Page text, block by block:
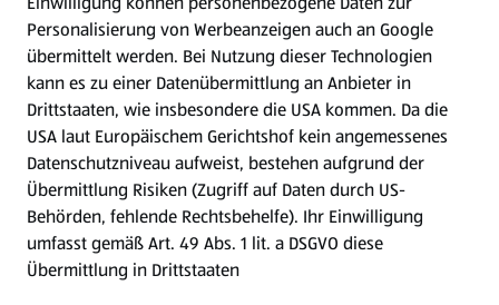
Mein HOFER. Meine Einkäufe.
Meine Meinung. Mein HOFER.
Gutscheingroßbestellung
(öffnet in einem neuen Tab)
Folge uns hier:
Jetzt die HOFER App downloaden
Personalisierung von Werbeanzeigen auch an Google
übermittelt werden. Bei Nutzung dieser Technologien
kann es zu einer Datenübermittlung an Anbieter in
Drittstaaten, wie insbesondere die USA kommen. Da die
USA laut Europäischem Gerichtshof kein angemessenes
Datenschutzniveau aufweist, bestehen aufgrund der
Übermittlung Risiken (Zugriff auf Daten durch US-
Behörden, fehlende Rechtsbehelfe). Ihr Einwilligung
umfasst gemäß Art. 49 Abs. 1 lit. a DSGVO diese
Übermittlung in Drittstaaten